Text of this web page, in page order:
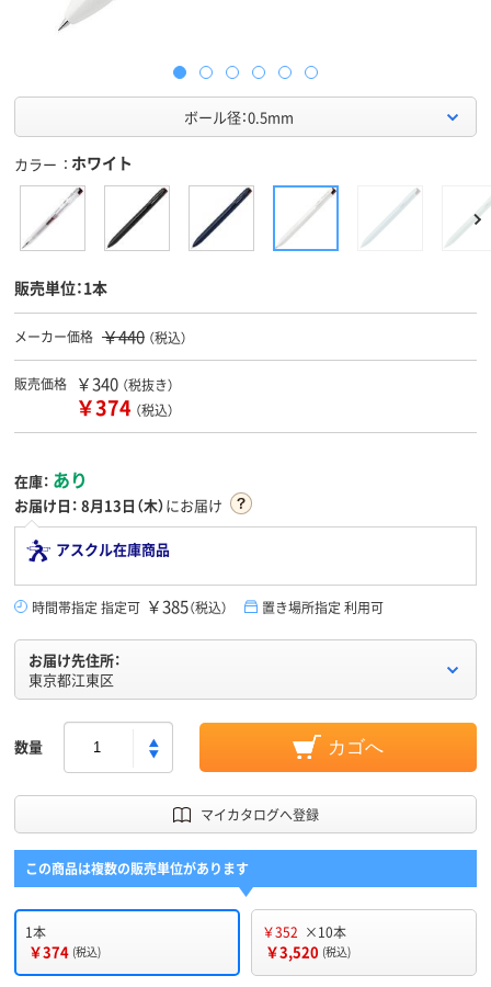
ボール径：0.5mm
カラー ホワイト
販売単位：1本
メーカー価格 ￥440 （税込）
販売価格 ￥340 （税抜き）
￥374 （税込）
在庫： あり
お届け日： 8月13日（木）にお届け
アスクル在庫商品
時間帯指定 指定可 ￥385（税込） 置き場所指定 利用可
お届け先住所：
東京都江東区
数量 カゴへ
マイカタログへ登録
この商品は複数の販売単位があります
1本
￥374 (税込)
￥352 ×10本
￥3,520 (税込)